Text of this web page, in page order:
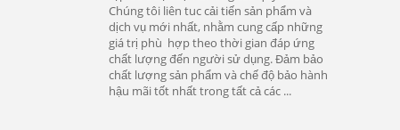
Chúng tôi liên tuc cải tiến sản phẩm và
dịch vụ mới nhất, nhằm cung cấp những
giá trị phù hợp theo thời gian đáp ứng
chất lượng đến người sử dụng. Đảm bảo
chất lượng sản phẩm và chế độ bảo hành
hậu mãi tốt nhất trong tất cả các ...